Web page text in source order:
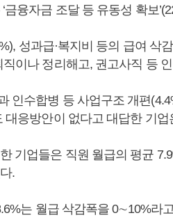
금융자금 조달 등 유동성 확보
성과급·복지비 등의 급여 삭
직이나 정리해고, 권고사직 등
인수합병 등 사업구조 개편
대응방안이 없다고 대답한 기업
기업들은 직원 월급의 평균
.
는 월급 삭감폭을 0∼10%라